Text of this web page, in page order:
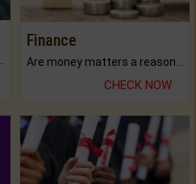
Finance
CHECK NOW